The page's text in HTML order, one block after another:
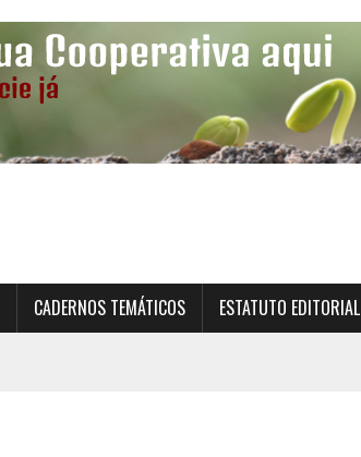
CADERNOS TEMÁTICOS ESTATUTO EDITORIAL